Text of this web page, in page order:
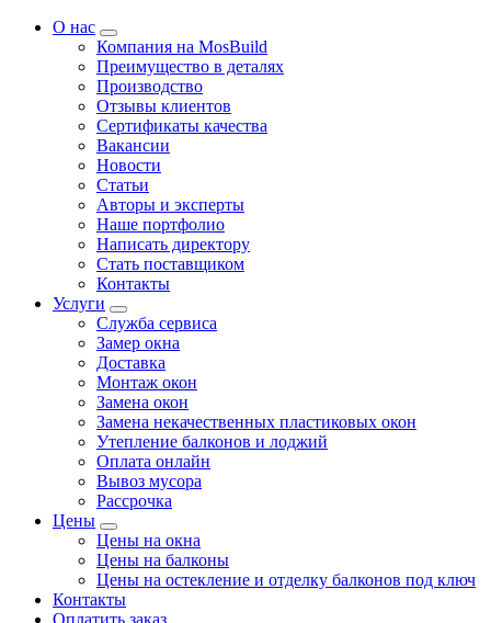
О нас
Компания на MosBuild
Преимущество в деталях
Производство
Отзывы клиентов
Сертификаты качества
Вакансии
Новости
Статьи
Авторы и эксперты
Нашe портфолио
Написать директору
Стать поставщиком
Контакты
Услуги
Служба сервиса
Замер окна
Доставка
Монтаж окон
Замена окон
Замена некачественных пластиковых окон
Утепление балконов и лоджий
Оплата онлайн
Вывоз мусора
Рассрочка
Цены
Цены на окна
Цены на балконы
Цены на остекление и отделку балконов под ключ
Контакты
Оплатить заказ